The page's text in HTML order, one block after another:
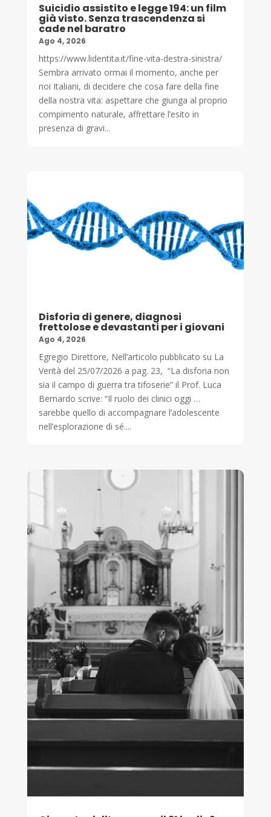
Suicidio assistito e legge 194: un film
già visto. Senza trascendenza si
cade nel baratro
Ago 4, 2026
https://www.lidentita.it/fine-vita-destra-sinistra/
Sembra arrivato ormai il momento, anche per
noi Italiani, di decidere che cosa fare della fine
della nostra vita: aspettare che giunga al proprio
compimento naturale, affrettare l’esito in
presenza di gravi...
Disforia di genere, diagnosi
frettolose e devastanti per i giovani
Ago 4, 2026
Egregio Direttore, Nell’articolo pubblicato su La
Verità del 25/07/2026 a pag. 23, “La disforia non
sia il campo di guerra tra tifoserie” il Prof. Luca
Bernardo scrive: “Il ruolo dei clinici oggi …
sarebbe quello di accompagnare l’adolescente
nell’esplorazione di sé....